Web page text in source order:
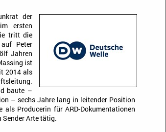
der
ersten
tritt die
Peter
Jahren
ist
2014 als
baute –
– sechs Jahre lang in leitender Position
Producerin für ARD-Dokumentationen
Sender Arte tätig.